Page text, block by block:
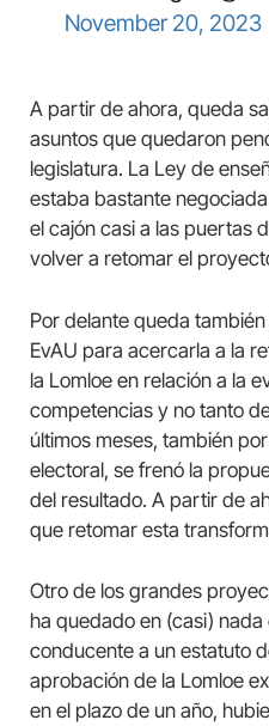
November 20, 2023
A partir de ahora, queda
asuntos que quedaron
legislatura. La Ley de
estaba bastante
el cajón casi a las puertas
volver a retomar el
Por delante queda
EvAU para acercarla a la
la Lomloe en relación a la
competencias y no tanto
últimos meses, también
electoral, se frenó la
del resultado. A partir de
que retomar esta
Otro de los grandes
ha quedado en (casi)
conducente a un estatuto
aprobación de la Lomloe
en el plazo de un año,